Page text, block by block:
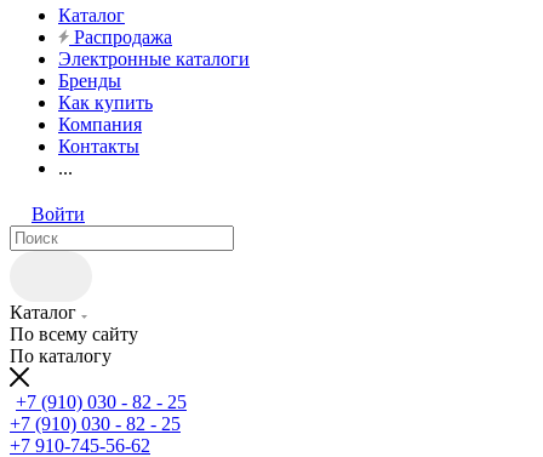
Каталог
Распродажа
Электронные каталоги
Бренды
Как купить
Компания
Контакты
...
Войти
Каталог
По всему сайту
По каталогу
+7 (910) 030 - 82 - 25
+7 (910) 030 - 82 - 25
+7 910-745-56-62